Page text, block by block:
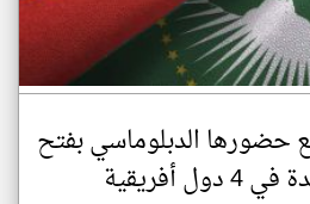
حضورها الدبلوماسي بفتح
أفريقية